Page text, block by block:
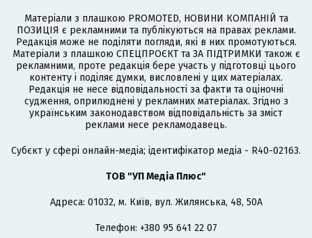
Матеріали з плашкою PROMOTED, НОВИНИ КОМПАНІЙ та
ПОЗИЦІЯ є рекламними та публікуються на правах реклами.
Редакція може не поділяти погляди, які в них промотуються.
Матеріали з плашкою СПЕЦПРОЄКТ та ЗА ПІДТРИМКИ також є
рекламними, проте редакція бере участь у підготовці цього
контенту і поділяє думки, висловлені у цих матеріалах.
Редакція не несе відповідальності за факти та оціночні
судження, оприлюднені у рекламних матеріалах. Згідно з
українським законодавством відповідальність за зміст
реклами несе рекламодавець.
Cубєкт у сфері онлайн-медіа; ідентифікатор медіа - R40-02163.
ТОВ "УП Медіа Плюс"
Адреса: 01032, м. Київ, вул. Жилянська, 48, 50А
Телефон: +380 95 641 22 07